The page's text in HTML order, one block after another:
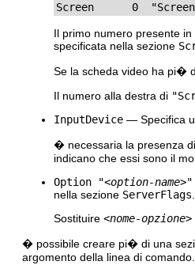
Screen      0
Il primo numero presente
specificata nella sezione
Se la scheda video ha pi�
Il numero alla destra di
InputDevice — Specifica
� necessaria la presenza
indicano che essi sono il
Option "<option-name>"
nella sezione ServerFlags
Sostituire <nome-opzione>
� possibile creare pi� di una
argomento della linea di comando.